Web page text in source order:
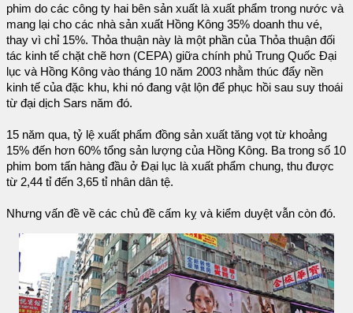
phim do các công ty hai bên sản xuất là xuất phẩm trong nước và
mang lại cho các nhà sản xuất Hồng Kông 35% doanh thu vé,
thay vì chỉ 15%. Thỏa thuận này là một phần của Thỏa thuận đối
tác kinh tế chặt chẽ hơn (CEPA) giữa chính phủ Trung Quốc Đại
lục và Hồng Kông vào tháng 10 năm 2003 nhằm thúc đẩy nền
kinh tế của đặc khu, khi nó đang vật lộn để phục hồi sau suy thoái
từ đại dịch Sars năm đó.
15 năm qua, tỷ lệ xuất phẩm đồng sản xuất tăng vọt từ khoảng
15% đến hơn 60% tổng sản lượng của Hồng Kông. Ba trong số 10
phim bom tấn hàng đầu ở Đại lục là xuất phẩm chung, thu được
từ 2,44 tỉ đến 3,65 tỉ nhân dân tệ.
Nhưng vấn đề về các chủ đề cấm kỵ và kiểm duyệt vẫn còn đó.